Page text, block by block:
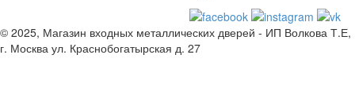
© 2025, Магазин входных металлических дверей - ИП Волкова Т.Е,
г. Москва ул. Краснобогатырская д. 27